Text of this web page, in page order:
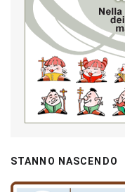
STANNO NASCENDO